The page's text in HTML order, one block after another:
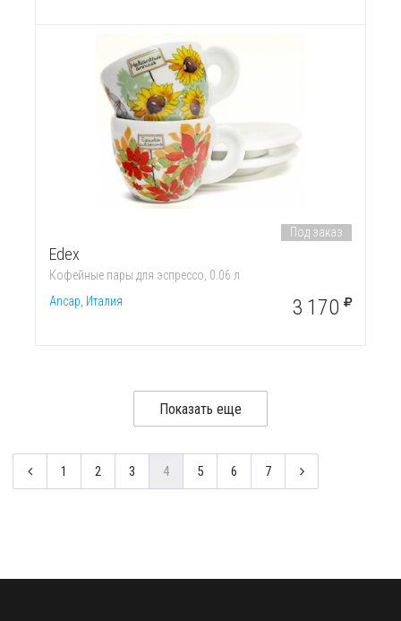
Edex
Кофейные пары для эспрессо, 0.06 л
Ancap, Италия
Под заказ
3 170
Показать еще
1 2 3 4 5 6 7